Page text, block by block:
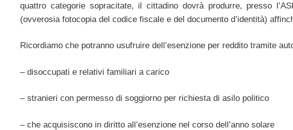
quattro categorie sopracitate, il cittadino dovrà produrre, presso
(ovverosia fotocopia del codice fiscale e del documento d’identità)
Ricordiamo che potranno usufruire dell’esenzione per reddito tramite
– disoccupati e relativi familiari a carico
– stranieri con permesso di soggiorno per richiesta di asilo politico
– che acquisiscono in diritto all’esenzione nel corso dell’anno solare